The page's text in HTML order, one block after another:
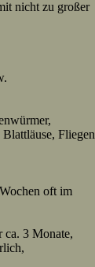
nicht zu großer
Fliegen
oft im
ca. 3 Monate,